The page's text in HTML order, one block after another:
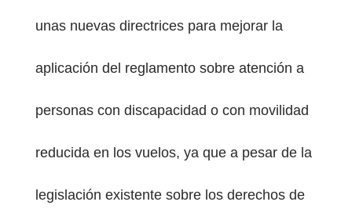
unas nuevas directrices para mejorar la
aplicación del reglamento sobre atención a
personas con discapacidad o con movilidad
reducida en los vuelos, ya que a pesar de la
legislación existente sobre los derechos de